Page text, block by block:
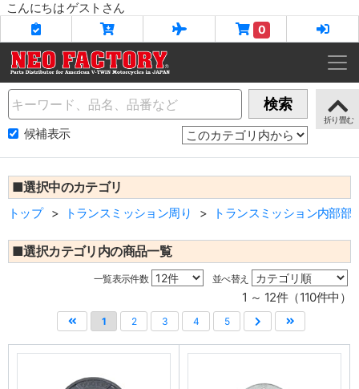
こんにちは ゲストさん
0
Name 検索
候補表示
■選択中のカテゴリ
トップ トランスミッション周り トランスミッション内部部
■選択カテゴリ内の商品一覧
一覧表示件数 並べ替え
1 ～ 12件（110件中）
1 2 3 4 5